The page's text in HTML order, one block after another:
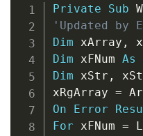
Private Sub
'Updated by
Dim xArray ,
Dim xFNum As
Dim xStr ,
xRgArray =
On
Error
For xFNum =